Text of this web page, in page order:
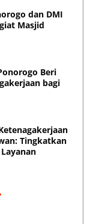
dan DMI
Masjid
Beri
bagi
Tingkatkan